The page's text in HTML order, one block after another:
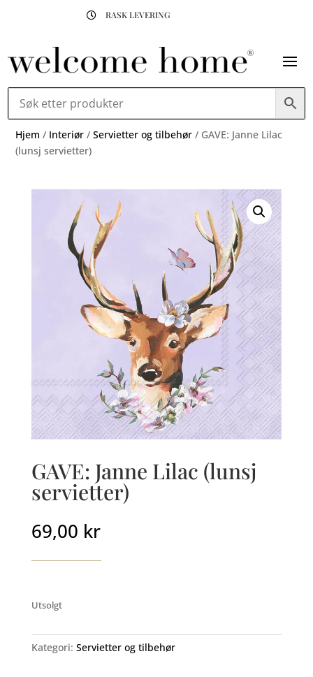
 RASK LEVERING
Hjem / Interiør /Servietter og tilbehør / GAVE: Janne Lilac
(lunsj servietter)
GAVE: Janne Lilac (lunsj
servietter)
69,00 kr
Utsolgt
Kategori: Servietter og tilbehør